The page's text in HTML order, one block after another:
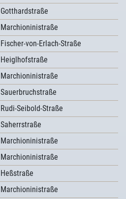
Gotthardstraße
Marchioninistraße
Fischer-von-Erlach-Straße
Heiglhofstraße
Marchioninistraße
Sauerbruchstraße
Rudi-Seibold-Straße
Saherrstraße
Marchioninistraße
Marchioninistraße
Heßstraße
Marchioninistraße